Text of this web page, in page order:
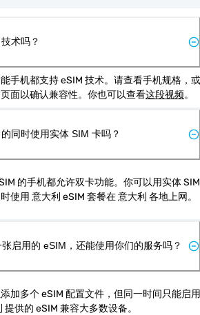
术吗？
手机都支持 eSIM 技术。请查看手机规格，或
面以确认兼容性。你也可以查看这段视频。
同时使用实体 SIM 卡吗？
的手机都允许双卡功能。你可以用实体 SIM
使用 意大利 eSIM 套餐在 意大利 各地上网。
启用的 eSIM，还能使用你们的服务吗？
加多个 eSIM 配置文件，但同一时间只能启用
供的 eSIM 兼容大多数设备。